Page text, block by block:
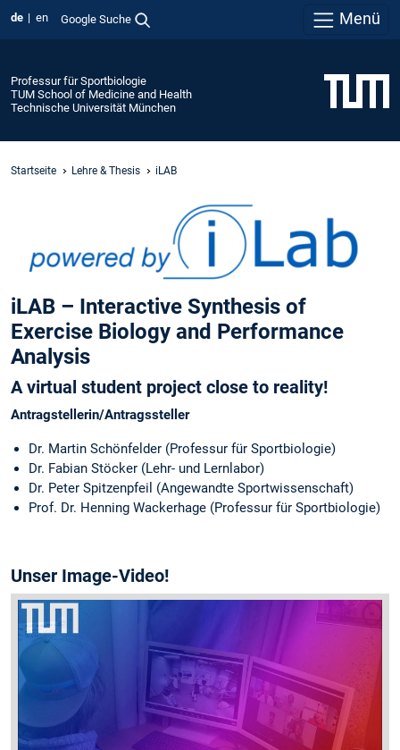
de en Google Suche Menü
Professur für Sportbiologie
TUM School of Medicine and Health
Technische Universität München
Startseite Lehre & Thesis iLAB
iLAB – Interactive Synthesis of
Exercise Biology and Performance
Analysis
A virtual student project close to reality!
Antragstellerin/Antragssteller
Dr. Martin Schönfelder (Professur für Sportbiologie)
Dr. Fabian Stöcker (Lehr- und Lernlabor)
Dr. Peter Spitzenpfeil (Angewandte Sportwissenschaft)
Prof. Dr. Henning Wackerhage (Professur für Sportbiologie)
Unser Image-Video!